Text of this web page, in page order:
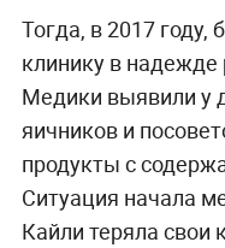
Тогда, в 2017
клинику в
Медики выявили у
яичников и
продукты с
Ситуация начала
Кайли теряла свои